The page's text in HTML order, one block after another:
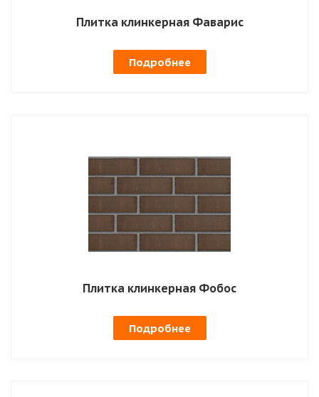
Плитка клинкерная Фаварис
Подробнее
Плитка клинкерная Фобос
Подробнее